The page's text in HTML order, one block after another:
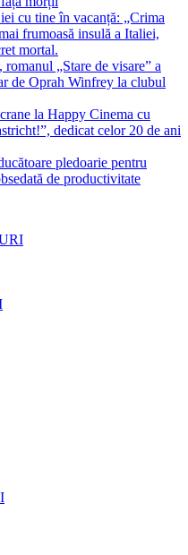
cu tine în vacanță: „Crima
frumoasă insulă a Italiei,
mortal.
„Stare de visare” a
de Oprah Winfrey la clubul
la Happy Cinema cu
dedicat celor 20 de ani
pledoarie pentru
de productivitate